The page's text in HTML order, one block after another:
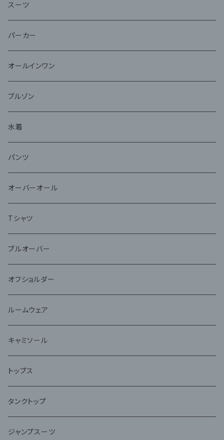
スーツ
パーカー
オールインワン
ブルゾン
水着
パンツ
オーバーオール
Tシャツ
プルオーバー
オフショルダー
ルームウェア
キャミソール
トップス
タンクトップ
ジャンプスーツ